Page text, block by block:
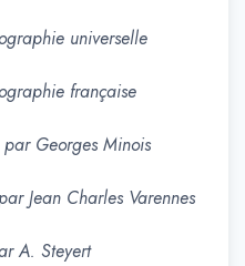
universelle
française
Georges Minois
Charles Varennes
Steyert